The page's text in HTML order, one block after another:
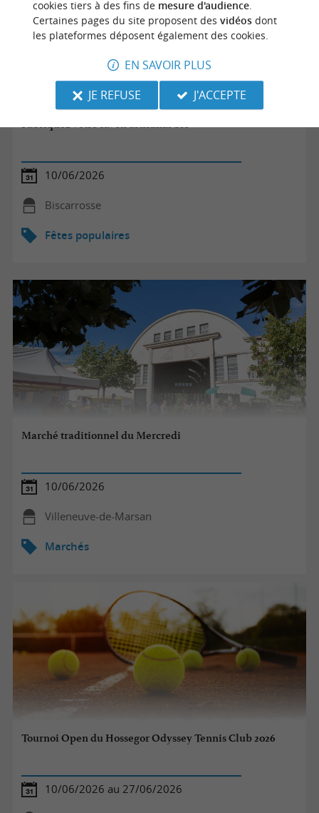
Fabriquez votre savon artisanal bio
10/06/2026
Biscarrosse
Fêtes populaires
Marché traditionnel du Mercredi
10/06/2026
Villeneuve-de-Marsan
Marchés
Tournoi Open du Hossegor Odyssey Tennis Club 2026
10/06/2026 au 27/06/2026
cookies tiers à des fins de mesure d'audience.
Certaines pages du site proposent des vidéosdont
les plateformes déposent également des cookies.
EN SAVOIR PLUS
JE REFUSE
J'ACCEPTE